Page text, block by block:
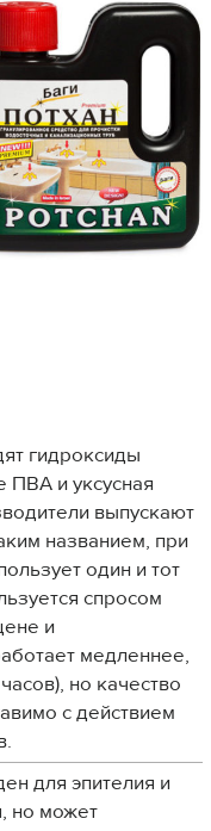
гидроксиды
ПВА и уксусная
выпускают
названием, при
один и тот
спросом
и
медленнее,
но качество
с действием
для эпителия и
но может